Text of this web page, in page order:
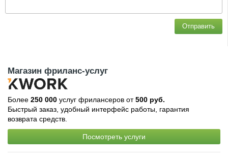
Отправить
Магазин фриланс-услуг
Более 250 000 услуг фрилансеров от500 руб.
Быстрый заказ, удобный интерфейс работы, гарантия
возврата средств.
Посмотреть услуги